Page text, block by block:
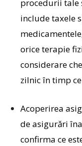
procedurii tale
include taxele
orice terapie
considerare
zilnic în timp
Acoperirea
de asigurări
confirma ce